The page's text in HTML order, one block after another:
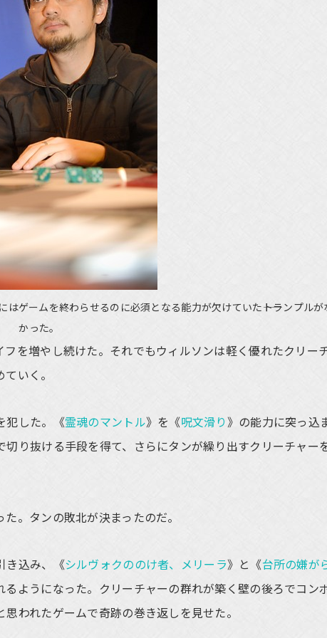
ゲームを終わらせるのに必須となる能力が欠けていた――トランプルが
かった。
を増やし続けた。それでもウィルソンは軽く優れたクリー
いく。
犯した。《霊魂のマントル》を《呪文滑り》の能力に突っ込
り抜ける手段を得て、さらにタンが繰り出すクリーチャー
。タンの敗北が決まったのだ。
き込み、《シルヴォクののけ者、メリーラ》と《台所の嫌が
るようになった。クリーチャーの群れが築く壁の後ろでコン
われたゲームで奇跡の巻き返しを見せた。